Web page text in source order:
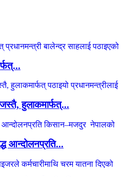
हुलाकमार्फत्...
आन्दोलनप्रति...